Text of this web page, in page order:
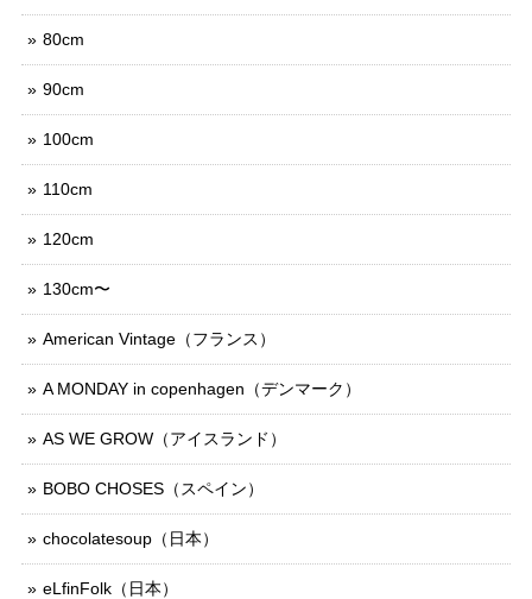
80cm
90cm
100cm
110cm
120cm
130cm〜
American Vintage（フランス）
A MONDAY in copenhagen（デンマーク）
AS WE GROW（アイスランド）
BOBO CHOSES（スペイン）
chocolatesoup（日本）
eLfinFolk（日本）